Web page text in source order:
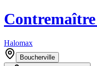
Halomax
Boucherville